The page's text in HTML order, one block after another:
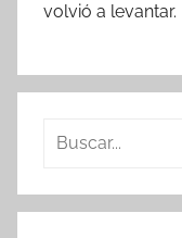
volvió a levantar.
s